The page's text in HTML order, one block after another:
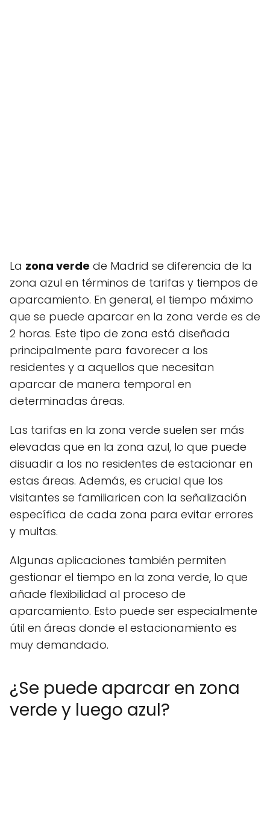
La zona verde de Madrid se diferencia de la
zona azul en términos de tarifas y tiempos de
aparcamiento. En general, el tiempo máximo
que se puede aparcar en la zona verde es de
2 horas. Este tipo de zona está diseñada
principalmente para favorecer a los
residentes y a aquellos que necesitan
aparcar de manera temporal en
determinadas áreas.
Las tarifas en la zona verde suelen ser más
elevadas que en la zona azul, lo que puede
disuadir a los no residentes de estacionar en
estas áreas. Además, es crucial que los
visitantes se familiaricen con la señalización
específica de cada zona para evitar errores
y multas.
Algunas aplicaciones también permiten
gestionar el tiempo en la zona verde, lo que
añade flexibilidad al proceso de
aparcamiento. Esto puede ser especialmente
útil en áreas donde el estacionamiento es
muy demandado.
¿Se puede aparcar en zona
verde y luego azul?